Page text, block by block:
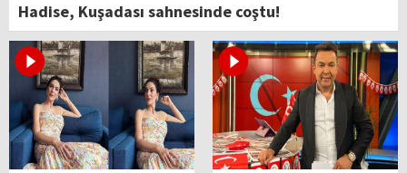
Hadise, Kuşadası sahnesinde coştu!